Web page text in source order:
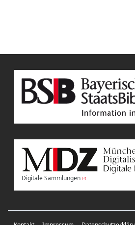
Digitale Sammlungen